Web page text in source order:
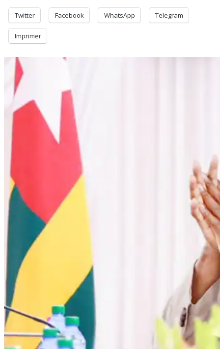
Twitter Facebook WhatsApp Telegram
Imprimer